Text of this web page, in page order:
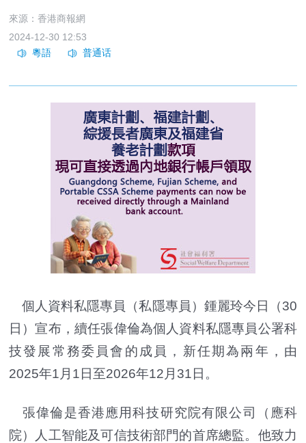
來源：香港商報網
2024-12-30 12:53
個人資料私隱專員（私隱專員）鍾麗玲今日（30
日）宣布，續任張偉倫為個人資料私隱專員公署科
技發展常務委員會的成員，新任期為兩年，由
2025年1月1日至2026年12月31日。
張偉倫是香港應用科技研究院有限公司（應科
院）人工智能及可信技術部門的首席總監。他致力